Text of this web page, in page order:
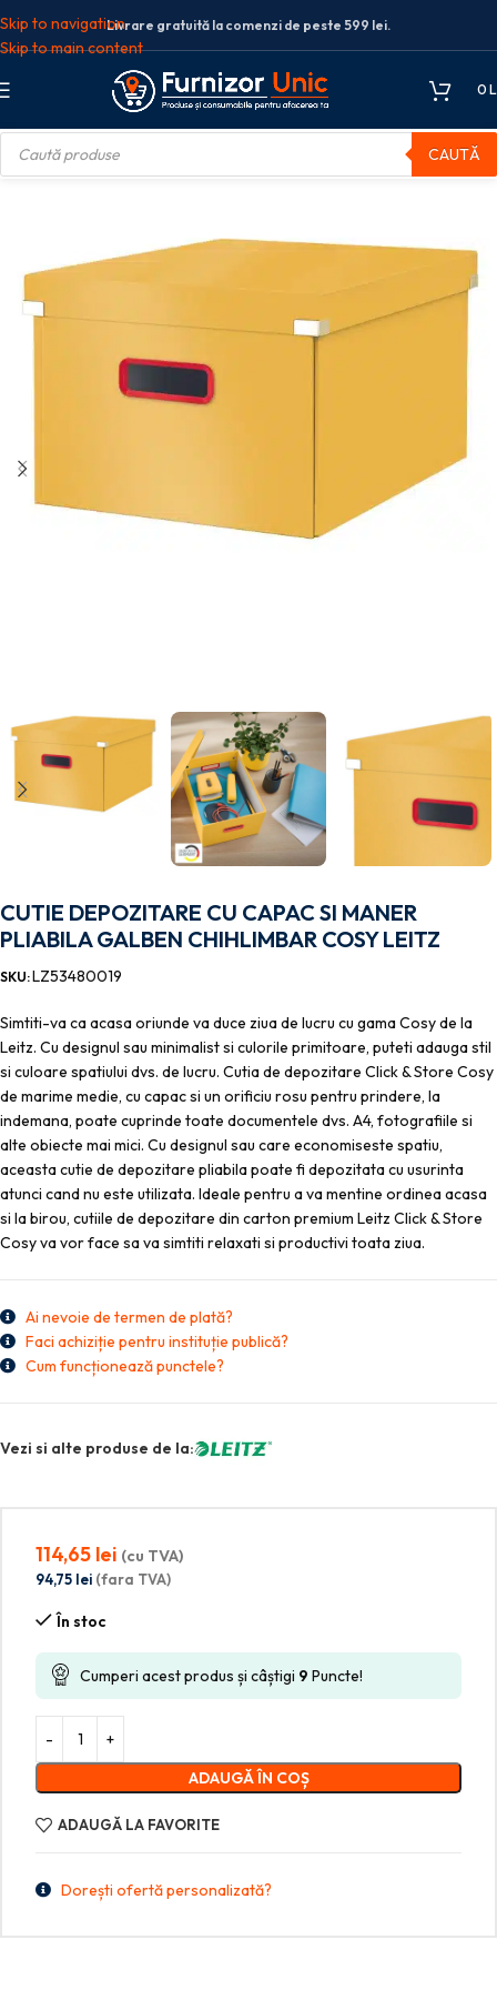
Skip to navigation
Skip to main content
Livrare gratuită la comenzi de peste 599 lei.
0
CAUTĂ
CU CAPAC SI MANER PLIABILA GALBEN CHIHLIMBAR COSY LEITZ
CUTIE DEPOZITARE CU CAPAC SI MANER
PLIABILA GALBEN CHIHLIMBAR COSY LEITZ
SKU:LZ53480019
Simtiti-va ca acasa oriunde va duce ziua de lucru cu gama Cosy de la
Leitz. Cu designul sau minimalist si culorile primitoare, puteti adauga stil
si culoare spatiului dvs. de lucru. Cutia de depozitare Click & Store Cosy
de marime medie, cu capac si un orificiu rosu pentru prindere, la
indemana, poate cuprinde toate documentele dvs. A4, fotografiile si
alte obiecte mai mici. Cu designul sau care economiseste spatiu,
aceasta cutie de depozitare pliabila poate fi depozitata cu usurinta
atunci cand nu este utilizata. Ideale pentru a va mentine ordinea acasa
si la birou, cutiile de depozitare din carton premium Leitz Click & Store
Cosy va vor face sa va simtiti relaxati si productivi toata ziua.
Ai nevoie de termen de plată?
Faci achiziție pentru instituție publică?
Cum funcționează punctele?
Vezi si alte produse de la:
114,65 lei (cu TVA)
94,75 lei (fara TVA)
În stoc
Cumperi acest produs și câștigi 9 Puncte!
ADAUGĂ ÎN COȘ
ADAUGĂ LA FAVORITE
Dorești ofertă personalizată?